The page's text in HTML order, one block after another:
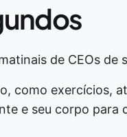
de CEOs de
como exercícios,
e seu corpo para